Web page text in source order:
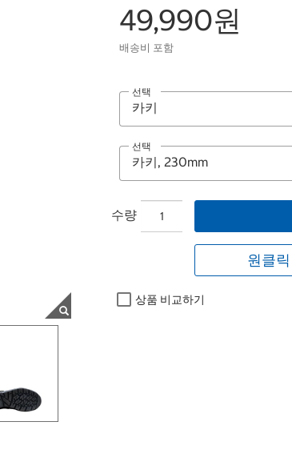
49,990원
배송비 포함
선택
선택
수량
원클
상품 비교하기